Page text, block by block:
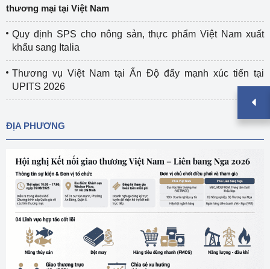
thương mại tại Việt Nam
Quy định SPS cho nông sản, thực phẩm Việt Nam xuất
khẩu sang Italia
Thương vụ Việt Nam tại Ấn Độ đẩy mạnh xúc tiến tại
UPITS 2026
ĐỊA PHƯƠNG